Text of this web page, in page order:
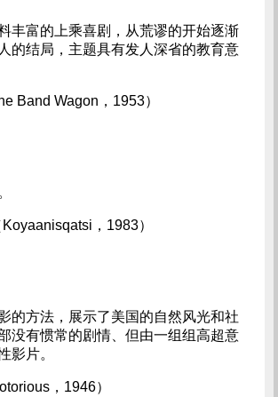
丰富的上乘喜剧，从荒谬的开始逐渐
的结局，主题具有发人深省的教育意
Band Wagon，1953）
，1983）
的方法，展示了美国的自然风光和社
没有惯常的剧情、但由一组组高超意
影片。
，1946）